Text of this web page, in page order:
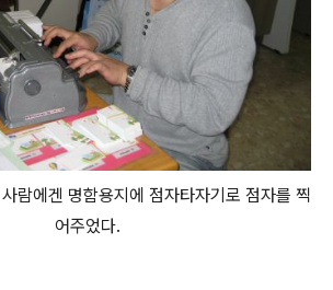
람에겐 명함용지에 점자타자기로 점자를 찍
어주었다.